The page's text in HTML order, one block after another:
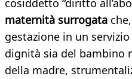
cosiddetto “diritto
maternità surrogata
gestazione in un
dignità sia del bambino
della madre,